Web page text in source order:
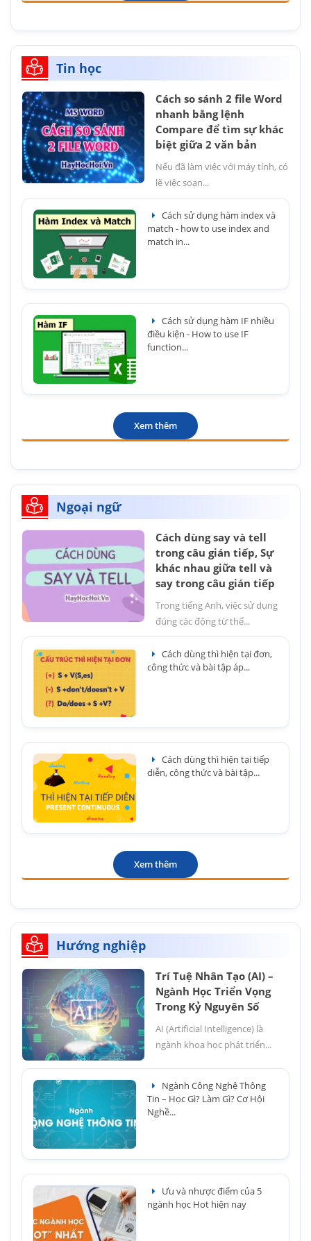
Tin học
Cách so sánh 2 file Word
nhanh bằng lệnh
Compare để tìm sự khác
biệt giữa 2 văn bản
Nếu đã làm việc với máy tính, có
lẽ việc soạn...
Cách sử dụng hàm index và
match - how to use index and
match in...
Cách sử dụng hàm IF nhiều
điều kiện - How to use IF
function...
Xem thêm
Ngoại ngữ
Cách dùng say và tell
trong câu gián tiếp, Sự
khác nhau giữa tell và
say trong câu gián tiếp
Trong tiếng Anh, việc sử dụng
đúng các động từ thể...
Cách dùng thì hiện tại đơn,
công thức và bài tập áp...
Cách dùng thì hiện tại tiếp
diễn, công thức và bài tập...
Xem thêm
Hướng nghiệp
Trí Tuệ Nhân Tạo (AI) –
Ngành Học Triển Vọng
Trong Kỷ Nguyên Số
AI (Artificial Intelligence) là
ngành khoa học phát triển...
Ngành Công Nghệ Thông
Tin – Học Gì? Làm Gì? Cơ Hội
Nghề...
Ưu và nhược điểm của 5
ngành học Hot hiện nay